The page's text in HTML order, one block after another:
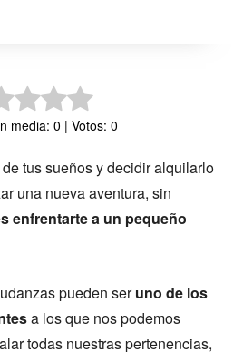
media: 0 | Votos: 0
tus sueños y decidir alquilarlo
una nueva aventura, sin
enfrentarte a un pequeño
pueden seruno de los
a los que nos podemos
todas nuestras pertenencias,